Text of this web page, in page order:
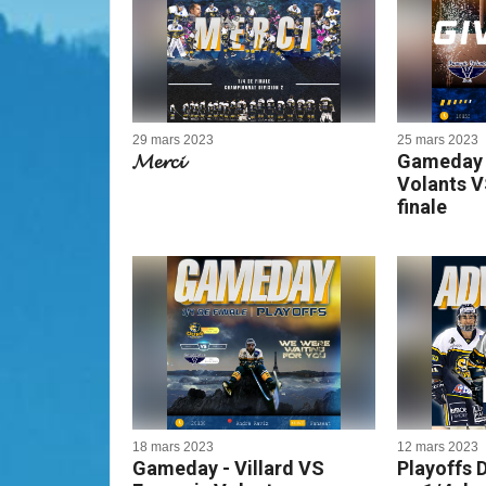
29 mars 2023
𝓜𝓮𝓻𝓬𝓲
25 mars 2023
Volants
finale
18 mars 2023
Gameday - Villard VS
12 mars 2023
Playoffs